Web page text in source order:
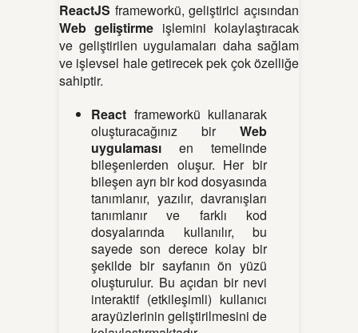
ReactJS frameworkü, geliştirici açısından
Web geliştirme işlemini kolaylaştıracak
ve geliştirilen uygulamaları daha sağlam
ve işlevsel hale getirecek pek çok özelliğe
sahiptir.
React frameworkü kullanarak
oluşturacağınız bir Web
uygulaması en temelinde
bileşenlerden oluşur. Her bir
bileşen ayrı bir kod dosyasında
tanımlanır, yazılır, davranışları
tanımlanır ve farklı kod
dosyalarında kullanılır, bu
sayede son derece kolay bir
şekilde bir sayfanın ön yüzü
oluşturulur. Bu açıdan bir nevi
interaktif (etkileşimli) kullanıcı
arayüzlerinin geliştirilmesini de